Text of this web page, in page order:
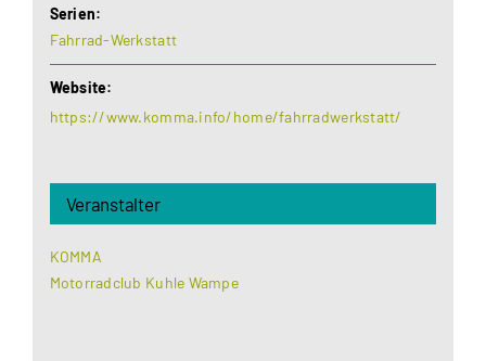
Serien:
Fahrrad-Werkstatt
Website:
https://www.komma.info/home/fahrradwerkstatt/
Veranstalter
KOMMA
Motorradclub Kuhle Wampe